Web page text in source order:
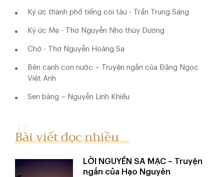
Ký ức thành phố tiếng còi tàu - Trần Trung Sáng
Ký ức Mẹ - Thơ Nguyễn Nho thùy Dương
Chờ - Thơ Nguyễn Hoàng Sa
Bên cạnh con nước – Truyện ngắn của Đặng Ngọc
Việt Anh
Sen băng – Nguyễn Linh Khiếu
Bài viết đọc nhiều
LỜI NGUYỀN SA MẠC – Truyện
ngắn của Hạo Nguyên